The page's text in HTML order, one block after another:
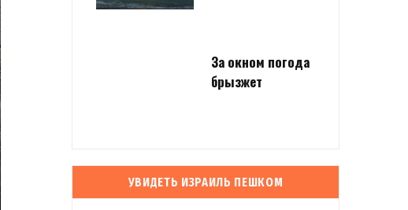
За окном погода
брызжет
УВИДЕТЬ ИЗРАИЛЬ ПЕШКОМ